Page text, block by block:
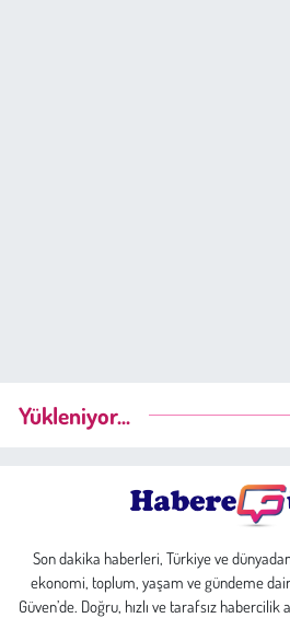
Yükleniyor...
Son dakika haberleri, Türkiye ve
ekonomi, toplum, yaşam ve gündeme
Güven’de. Doğru, hızlı ve tarafsız habercilik